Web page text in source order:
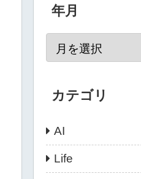
年月
カテゴリ
AI
Life